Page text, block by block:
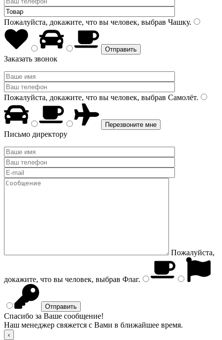
Пожалуйста, докажите, что вы человек, выбрав Чашку.
Заказать звонок
Пожалуйста, докажите, что вы человек, выбрав Самолёт.
Письмо директору
Пожалуйста,
докажите, что вы человек, выбрав Флаг.
Спасибо за Ваше сообщение!
Наш менеджер свяжется с Вами в ближайшее время.